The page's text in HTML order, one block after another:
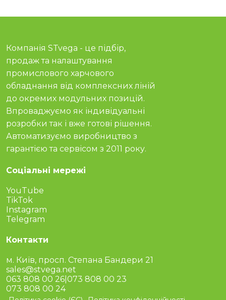
Компанія STvega - це підбір,
продаж та налаштування
промислового харчового
обладнання від комплексних ліній
до окремих модульних позицій.
Впроваджуємо як індивідуальні
розробки так і вже готові рішення.
Автоматизуємо виробництво з
гарантією та сервісом з 2011 року.
Соціальні мережі
YouTube
TikTok
Instagram
Telegram
Контакти
м. Київ, просп. Степана Бандери 21
sales@stvega.net
063 808 00 26 073 808 00 23
073 808 00 24